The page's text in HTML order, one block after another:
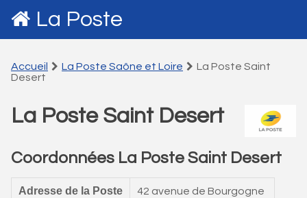
La Poste
Accueil La Poste Saône et Loire
La Poste Saint
Desert
La Poste Saint Desert
Coordonnées La Poste Saint Desert
Adresse de la Poste 42 avenue de Bourgogne